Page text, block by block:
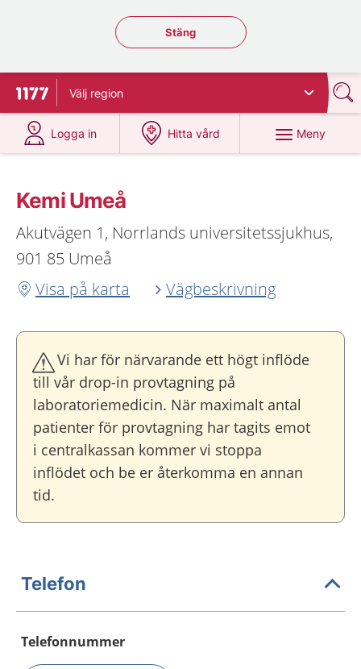
Stäng regionsväljaren
Stäng
Till startsidan för 1177
Välj region
Logga in
på 1177.se
Hitta vård
på 1177.se
Meny
Kemi Umeå
Akutvägen 1, Norrlands universitetssjukhus,
901 85 Umeå
Visa på karta
Vägbeskrivning
Vi har för närvarande ett högt inflöde
till vår drop-in provtagning på
laboratoriemedicin. När maximalt antal
patienter för provtagning har tagits emot
i centralkassan kommer vi stoppa
inflödet och be er återkomma en annan
tid.
Telefon
Telefonnummer